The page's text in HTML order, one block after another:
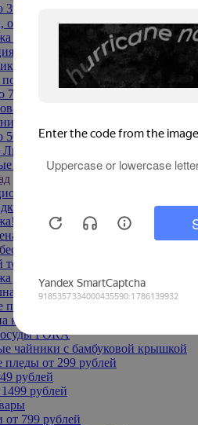
обувницы
текстиля до -50%
до -70%
129 руб
цены
500 руб
товары
товары
20% по промокоду
Ульяновск до -70%
доставкой
до -50%
посуда
ковры
FORA
чайники с бамбуковой крышкой
от 299 рублей
рублей
рублей
799 рублей